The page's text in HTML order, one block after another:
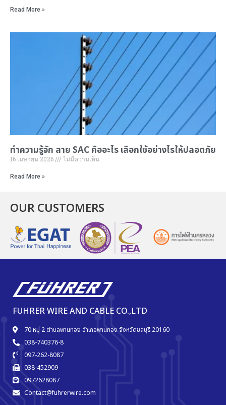
Read More »
ทำความรู้จัก สาย SAC คืออะไร เลือกใช้อย่างไรให้ปลอดภัย
16 เมษายน 2026 ไม่มีความเห็น
Read More »
OUR CUSTOMERS
FUHRER WIRE AND CABLE CO.,LTD
70 หมู่ 2 ตำบลพานทอง อำเภอพานทอง จังหวัดชลบุรี 20160
038-740376-8
097-262-8087
038-452909
0972628087
Contact@fuhrerwire.com